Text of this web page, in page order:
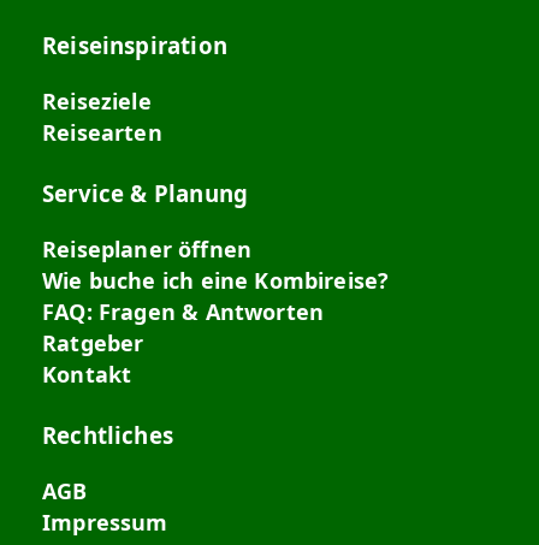
Reiseinspiration
Reiseziele
Reisearten
Service & Planung
Reiseplaner öffnen
Wie buche ich eine Kombireise?
FAQ: Fragen & Antworten
Ratgeber
Kontakt
Rechtliches
AGB
Impressum